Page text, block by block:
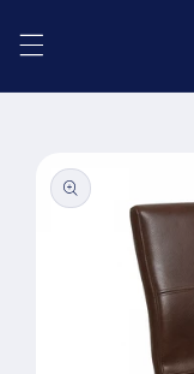
conținut
informațiile
despre
produs